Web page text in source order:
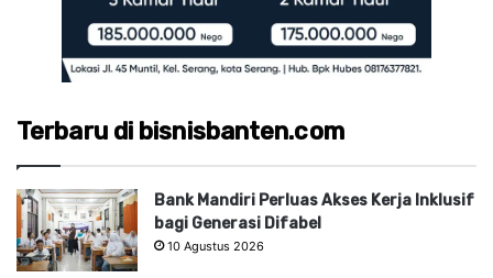
Terbaru di bisnisbanten.com
Bank Mandiri Perluas Akses Kerja Inklusif
bagi Generasi Difabel
10 Agustus 2026